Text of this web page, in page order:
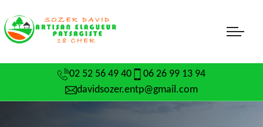
02 52 56 49 40
06 26 99 13 94
davidsozer.entp@gmail.com